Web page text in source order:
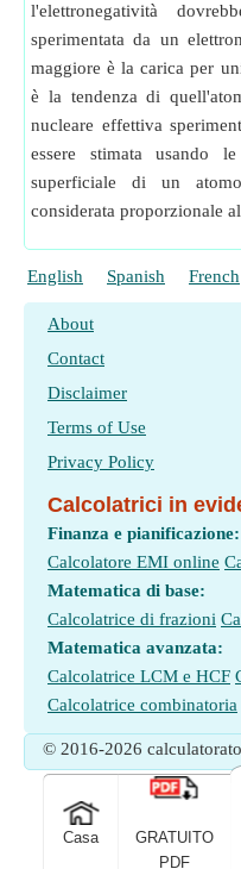
l'elettronegatività
sperimentata da un
maggiore è la carica per
è la tendenza di
nucleare effettiva
essere stimata usando
superficiale di un
considerata proporzionale
English Spanish French
About
Contact
Disclaimer
Terms of Use
Privacy Policy
Calcolatrici in
Finanza e pianificazione:
Calcolatore EMI online
Matematica di base:
Calcolatrice di frazioni
Matematica avanzata:
Calcolatrice LCM e HCF
Calcolatrice combinatoria
© 2016-2026
Casa
GRATUITO
PDF